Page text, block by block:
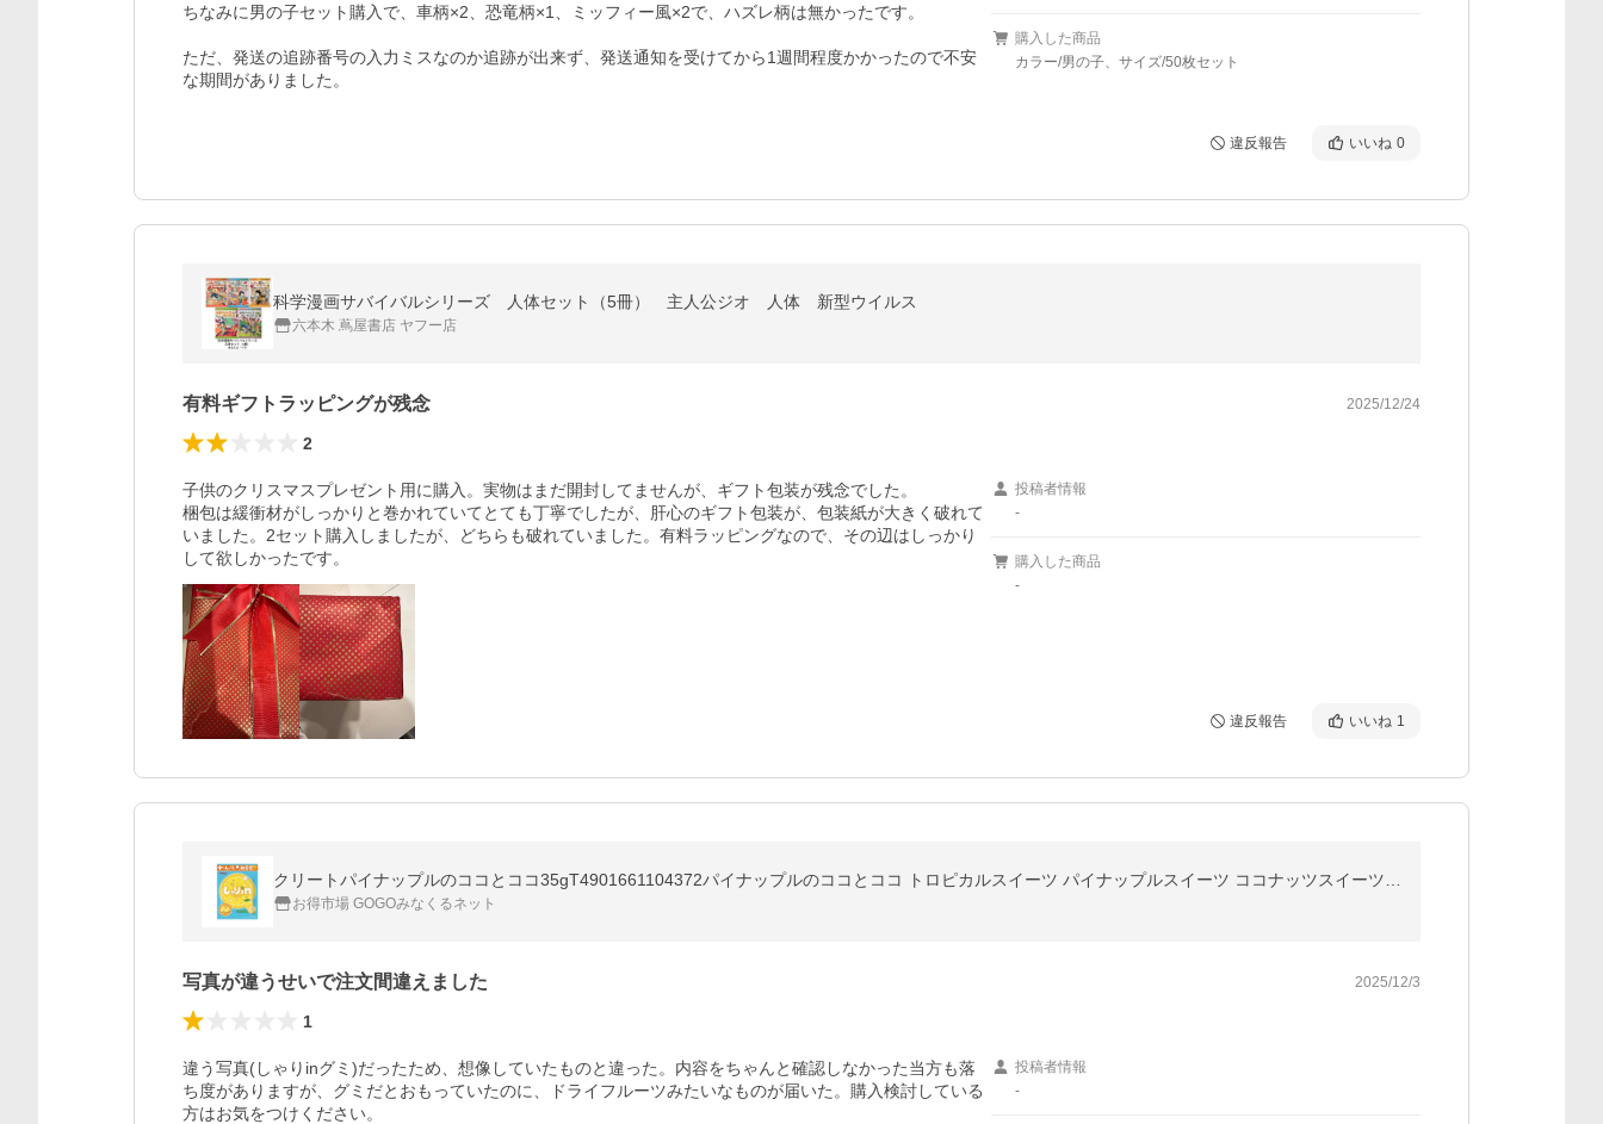
ちなみに男の子セット購入で、車柄×2、恐竜柄×1、ミッフィー風×2で、ハズレ柄は無かったです。
ただ、発送の追跡番号の入力ミスなのか追跡が出来ず、発送通知を受けてから1週間程度かかったので不安
な期間がありました。
購入した商品
カラー/男の子、サイズ/50枚セット
違反報告 いいね 0
科学漫画サバイバルシリーズ 人体セット（5冊） 主人公ジオ 人体 新型ウイルス
六本木 蔦屋書店 ヤフー店
有料ギフトラッピングが残念 2025/12/24
2
子供のクリスマスプレゼント用に購入。実物はまだ開封してませんが、ギフト包装が残念でした。
梱包は緩衝材がしっかりと巻かれていてとても丁寧でしたが、肝心のギフト包装が、包装紙が大きく破れて
いました。2セット購入しましたが、どちらも破れていました。有料ラッピングなので、その辺はしっかり
して欲しかったです。
投稿者情報
-
購入した商品
-
違反報告 いいね 1
お得市場 GOGOみなくるネット
写真が違うせいで注文間違えました 2025/12/3
1
違う写真(しゃりinグミ)だったため、想像していたものと違った。内容をちゃんと確認しなかった当方も落
ち度がありますが、グミだとおもっていたのに、ドライフルーツみたいなものが届いた。購入検討している
方はお気をつけください。
投稿者情報
-